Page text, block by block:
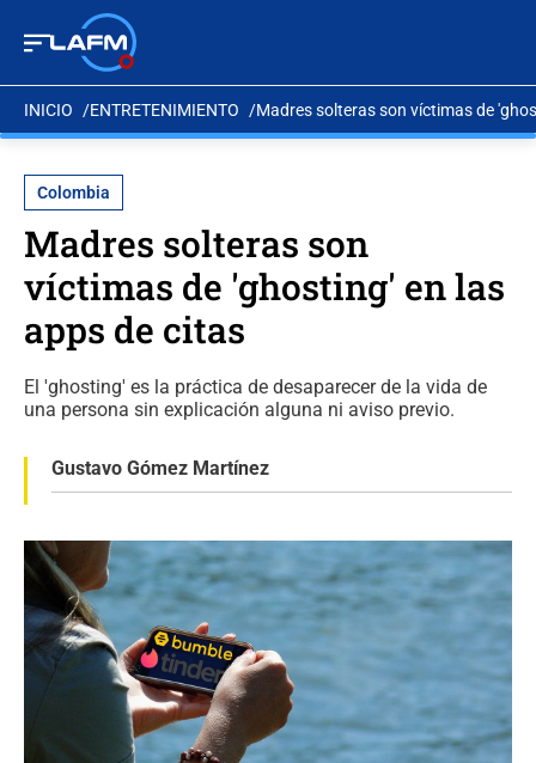
INICIO ENTRETENIMIENTO Madres solteras son víctimas de
Colombia
Madres solteras son
víctimas de 'ghosting' en las
apps de citas
El 'ghosting' es la práctica de desaparecer de la vida de
una persona sin explicación alguna ni aviso previo.
Gustavo Gómez Martínez